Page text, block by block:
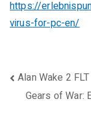
https://
virus-for-pc-en/
Alan Wake 2
Gears of War: